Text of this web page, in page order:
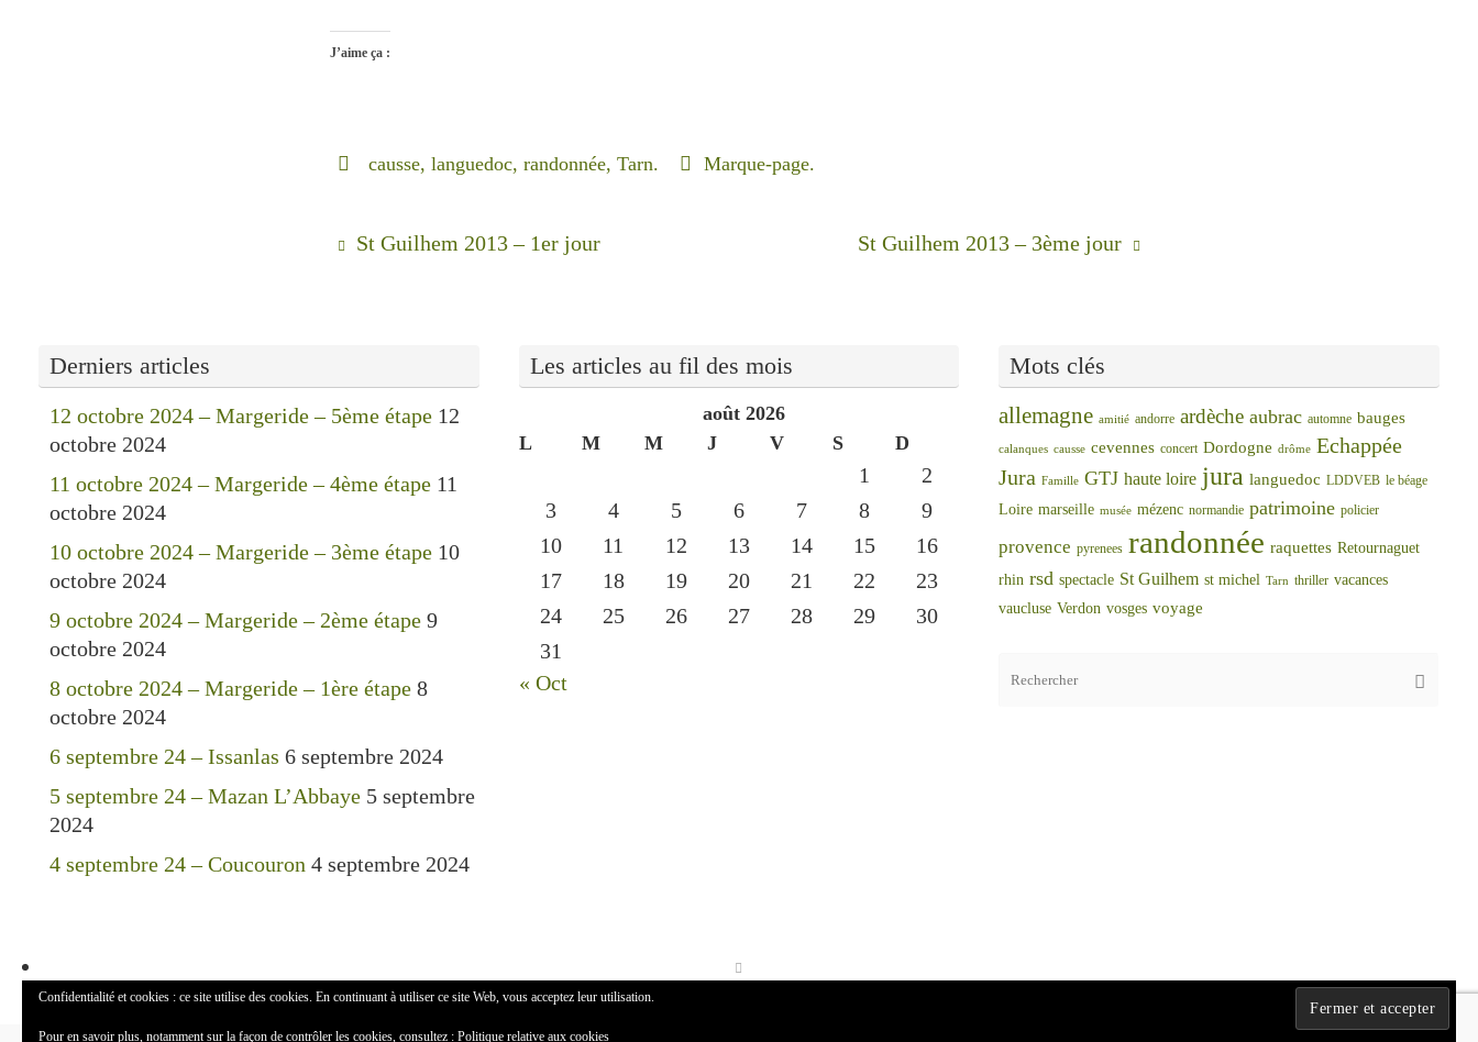
J’aime ça :
causse, languedoc, randonnée, Tarn. Marque-page.
St Guilhem 2013 – 1er jour St Guilhem 2013 – 3ème jour
Derniers articles
12 octobre 2024 – Margeride – 5ème étape 12
octobre 2024
11 octobre 2024 – Margeride – 4ème étape 11
octobre 2024
10 octobre 2024 – Margeride – 3ème étape 10
octobre 2024
9 octobre 2024 – Margeride – 2ème étape 9
octobre 2024
8 octobre 2024 – Margeride – 1ère étape 8
octobre 2024
6 septembre 24 – Issanlas 6 septembre 2024
5 septembre 24 – Mazan L’Abbaye 5 septembre
2024
4 septembre 24 – Coucouron 4 septembre 2024
Les articles au fil des mois
août 2026
L
M M J V S D
1
2
3
4 5 6 7 8
9
10
11 12 13 14 15
16
17
18 19 20 21 22
23
24
25 26 27 28 29
30
31
« Oct
Mots clés
allemagne amitié andorre ardèche aubrac automne bauges
calanques causse cevennes concert Dordogne drôme Echappée
Jura Famille GTJ haute loire jura languedoc LDDVEB le béage
Loire marseille musée mézenc normandie patrimoine policier
provence pyrenees randonnée raquettes Retournaguet
rhin rsd spectacle St Guilhem st michel Tarn thriller vacances
vaucluse Verdon vosges voyage
Tempera& WordPress.
Confidentialité et cookies : ce site utilise des cookies. En continuant à utiliser ce site Web, vous acceptez leur utilisation.
Pour en savoir plus, notamment sur la façon de contrôler les cookies, consultez : Politique relative aux cookies